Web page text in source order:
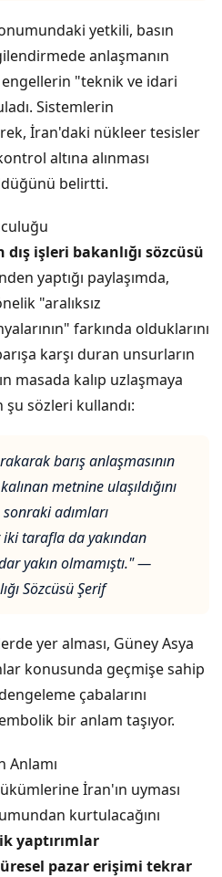
yetkili, basın
anlaşmanın
"teknik ve idari
Sistemlerin
İran'daki nükleer tesisler
altına alınması
belirtti.
işleri bakanlığı sözcüsü
yaptığı paylaşımda,
"aralıksız
farkında olduklarını
karşı duran unsurların
masada kalıp uzlaşmaya
şu sözleri kullandı:
barış anlaşmasının
metnine ulaşıldığını
adımları
tarafla da yakından
yakın olmamıştı." —
Sözcüsü Şerif
yer alması, Güney Asya
konusunda geçmişe sahip
çabalarını
bir anlam taşıyor.
Anlamı
İran'ın uyması
kurtulacağını
yaptırımlar
pazar erişimi tekrar